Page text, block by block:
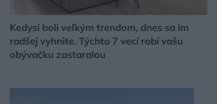
Kedysi boli veľkým trendom, dnes sa im
radšej vyhnite. Týchto 7 vecí robí vašu
obývačku zastaralou